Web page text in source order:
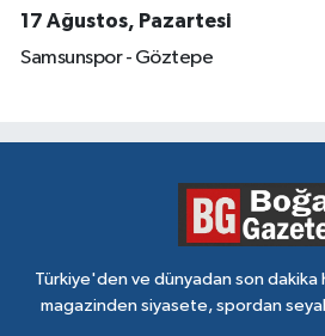
17 Ağustos, Pazartesi
Samsunspor - Göztepe
Türkiye'den ve dünyadan son dakika
magazinden siyasete, spordan